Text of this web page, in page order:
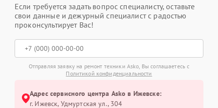
Если требуется задать вопрос специалисту, оставьте
свои данные и дежурный специалист с радостью
проконсультирует Вас!
Отправляя заявку на ремонт техники Asko, Вы соглашаетесь с
Политикой конфиденциальности
Адрес сервисного центра Asko в Ижевске:
г. Ижевск, Удмуртская ул., 304